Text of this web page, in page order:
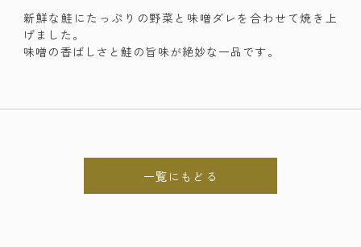
新鮮な鮭にたっぷりの野菜と味噌ダレを合わせて焼き上
げました。
味噌の香ばしさと鮭の旨味が絶妙な一品です。
一覧にもどる